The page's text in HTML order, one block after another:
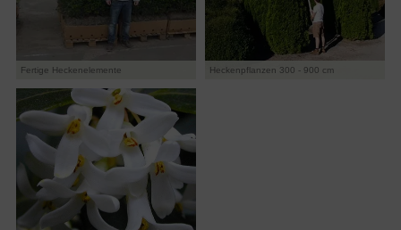
Fertige Heckenelemente Heckenpflanzen 300 - 900 cm